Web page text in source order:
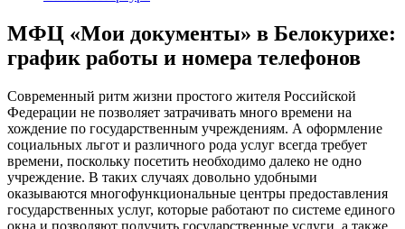
МФЦ «Мои документы» в Белокурихе:
график работы и номера телефонов
Современный ритм жизни простого жителя Российской
Федерации не позволяет затрачивать много времени на
хождение по государственным учреждениям. А оформление
социальных льгот и различного рода услуг всегда требует
времени, поскольку посетить необходимо далеко не одно
учреждение. В таких случаях довольно удобными
оказываются многофункциональные центры предоставления
государственных услуг, которые работают по системе единого
окна и позволяют получить государственные услуги, а также